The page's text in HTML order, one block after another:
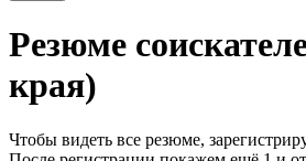
Резюме
края)
Чтобы видеть все резюме,